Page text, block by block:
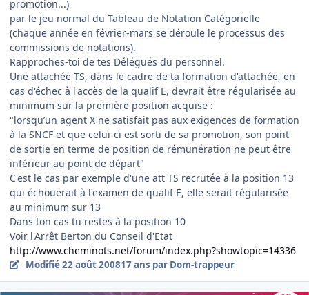
promotion...)
par le jeu normal du Tableau de Notation Catégorielle
(chaque année en février-mars se déroule le processus des
commissions de notations).
Rapproches-toi de tes Délégués du personnel.
Une attachée TS, dans le cadre de ta formation d'attachée, en
cas d'échec à l'accès de la qualif E, devrait être régularisée au
minimum sur la première position acquise :
"lorsqu’un agent X ne satisfait pas aux exigences de formation
à la SNCF et que celui-ci est sorti de sa promotion, son point
de sortie en terme de position de rémunération ne peut être
inférieur au point de départ"
C'est le cas par exemple d'une att TS recrutée à la position 13
qui échouerait à l'examen de qualif E, elle serait régularisée
au minimum sur 13
Dans ton cas tu restes à la position 10
Voir l'Arrêt Berton du Conseil d'Etat
http://www.cheminots.net/forum/index.php?showtopic=14336
Modifié22 août 200817 ans par Dom-trappeur